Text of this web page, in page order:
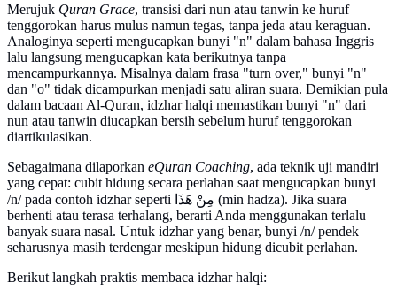
Merujuk Quran Grace, transisi dari nun atau tanwin ke huruf
tenggorokan harus mulus namun tegas, tanpa jeda atau keraguan.
Analoginya seperti mengucapkan bunyi "n" dalam bahasa Inggris
lalu langsung mengucapkan kata berikutnya tanpa
mencampurkannya. Misalnya dalam frasa "turn over," bunyi "n"
dan "o" tidak dicampurkan menjadi satu aliran suara. Demikian pula
dalam bacaan Al-Quran, idzhar halqi memastikan bunyi "n" dari
nun atau tanwin diucapkan bersih sebelum huruf tenggorokan
diartikulasikan.
Sebagaimana dilaporkan eQuran Coaching, ada teknik uji mandiri
yang cepat: cubit hidung secara perlahan saat mengucapkan bunyi
/n/ pada contoh idzhar seperti مِنْ هَذَا (min hadza). Jika suara
berhenti atau terasa terhalang, berarti Anda menggunakan terlalu
banyak suara nasal. Untuk idzhar yang benar, bunyi /n/ pendek
seharusnya masih terdengar meskipun hidung dicubit perlahan.
Berikut langkah praktis membaca idzhar halqi: